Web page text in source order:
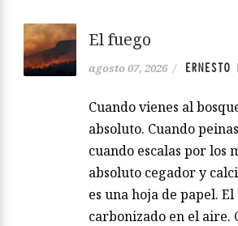
El fuego
agosto 07, 2026 /
Cuando vienes al
absoluto. Cuando
cuando escalas por los
absoluto cegador y
es una hoja de papel.
carbonizado en el aire.